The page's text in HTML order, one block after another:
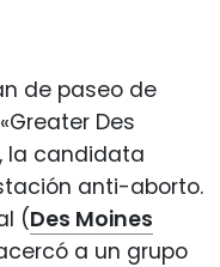
de paseo de
Des
la candidata
anti-aborto.
(Des Moines
a un grupo